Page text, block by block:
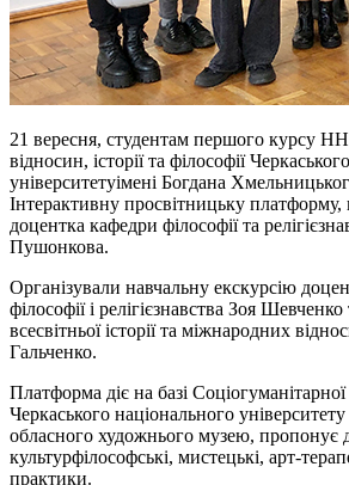
21 вересня, студентам першого курсу
відносин, історії та філософії
університетуімені Богдана
Інтерактивну просвітницьку платформу,
доцентка кафедри філософії та
Пушонкова.
Організували навчальну екскурсію
філософії і релігієзнавства Зоя Шевченко
всесвітньої історії та міжнародних
Гальченко.
Платформа діє на базі Соціогуманітарної
Черкаського національного
обласного художнього музею, пропонує
культурфілософські, мистецькі, арт-
практики.